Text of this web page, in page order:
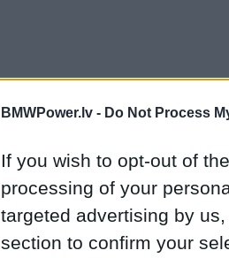
BMWPower.lv - Do Not Process
If you wish to opt-out of
processing of your
targeted advertising by
section to confirm your